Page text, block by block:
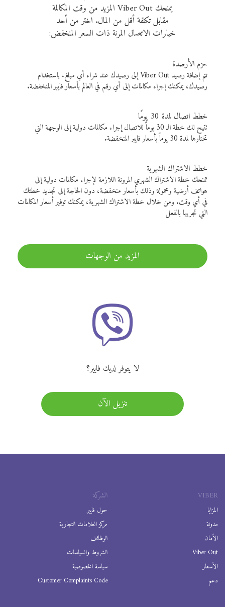
يمنحك Viber Out المزيد من وقت المكالمة
مقابل تكلفة أقل من المال. اختر من أحد
خيارات الاتصال المرنة ذات السعر المنخفض:
حزم الأرصدة
تتم إضافة رصيد Viber Out إلى رصيدك عند شراء أي مبلغ. باستخدام
رصيدك، يمكنك إجراء مكالمات إلى أي رقم في العالم بأسعار فايبر المنخفضة.
خطط اتصال لمدة 30 يومًا
تتيح لك خطة الـ 30 يوماً للاتصال إجراء مكالمات دولية إلى الوجهة التي
تختارها لمدة 30 يوماً بأسعار فايبر المنخفضة.
خطط الاشتراك الشهرية
تمنحك خطة الاشتراك الشهري المرونة اللازمة لإجراء مكالمات دولية إلى
هواتف أرضية ومحمولة وذلك بأسعار منخفضة، دون الحاجة إلى تجديد خطتك
في أي وقت. ومن خلال خطة الاشتراك الشهرية، يمكنك توفير أسعار المكالمات
التي تجريها بالفعل
المزيد من الوجهات
لا يتوفر لديك فايبر؟
تنزيل الآن
VIBER
المزايا
مدونة
الأمان
Viber Out
الأسعار
دعم
الشركة
حول فايبر
مركز العلامات التجارية
الوظائف
الشروط والسياسات
سياسة الخصوصية
Customer Complaints Code